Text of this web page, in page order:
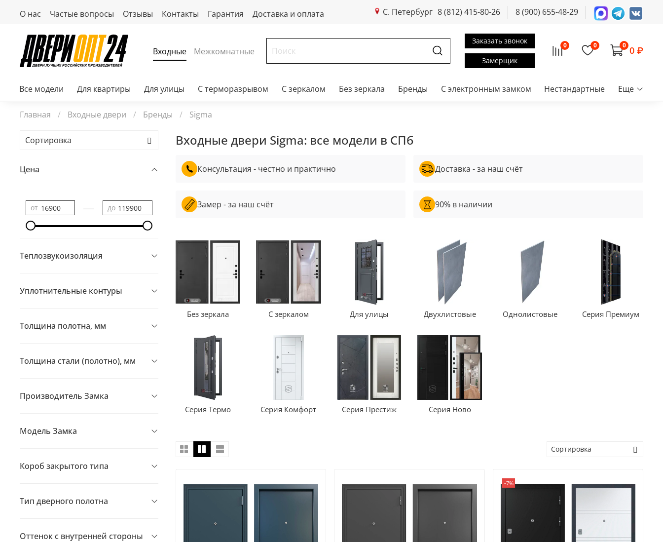
О нас Частые вопросы Отзывы Контакты Гарантия Доставка и оплата С. Петербург 8 (812) 415-80-26 8 (900) 655-48-29
Входные Межкомнатные
Заказать звонок
Замерщик
0 0 0 0 ₽
Все модели Для квартиры Для улицы С терморазрывом С зеркалом Без зеркала Бренды С электронным замком Нестандартные Еще
Главная Входные двери Бренды Sigma
Входные двери Sigma: все модели в СПб
Консультация - честно и практично
Замер - за наш счёт
Доставка - за наш счёт
90% в наличии
Без зеркала С зеркалом Для улицы Двухлистовые Однолистовые Серия Премиум
Серия Термо Серия Комфорт Серия Престиж Серия Ново
-7%
Цена
от до
Теплозвукоизоляция
Уплотнительные контуры
Толщина полотна, мм
Толщина стали (полотно), мм
Производитель Замка
Модель Замка
Короб закрытого типа
Тип дверного полотна
Оттенок с внутренней стороны